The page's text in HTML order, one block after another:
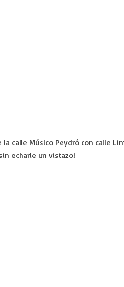
calle Músico Peydró con calle
echarle un vistazo!